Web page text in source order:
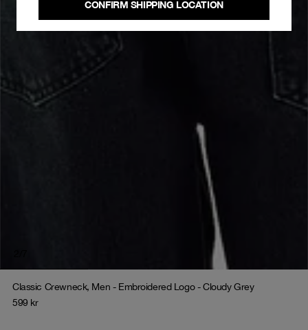
Classic Crewneck, Men - Embroidered Logo - Cloudy Grey
599 kr
CONFIRM SHIPPING LOCATION